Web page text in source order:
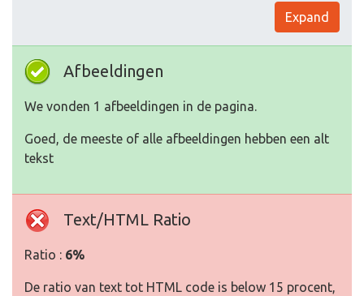
Expand
Afbeeldingen
We vonden 1 afbeeldingen in de pagina.
Goed, de meeste of alle afbeeldingen hebben een alt
tekst
Text/HTML Ratio
Ratio : 6%
De ratio van text tot HTML code is below 15 procent,